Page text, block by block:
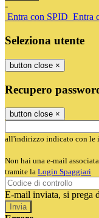
-
Entra con SPID Entra
Seleziona utente
button close ×
Recupero
button close ×
all'indirizzo indicato con le
Non hai una e-mail
tramite la Login Spaggiari
E-mail inviata, si prega